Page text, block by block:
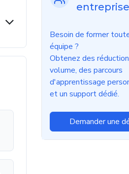
entreprise
Besoin de former
équipe ?
Obtenez des
volume, des parcours
d'apprentissage
et un support dédié.
Demander une